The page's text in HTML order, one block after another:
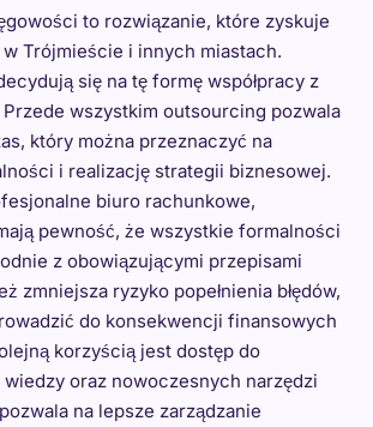
to rozwiązanie, które zyskuje
Trójmieście i innych miastach.
się na tę formę współpracy z
wszystkim outsourcing pozwala
który można przeznaczyć na
i realizację strategii biznesowej.
biuro rachunkowe,
pewność, że wszystkie formalności
z obowiązującymi przepisami
zmniejsza ryzyko popełnienia błędów,
do konsekwencji finansowych
korzyścią jest dostęp do
oraz nowoczesnych narzędzi
na lepsze zarządzanie